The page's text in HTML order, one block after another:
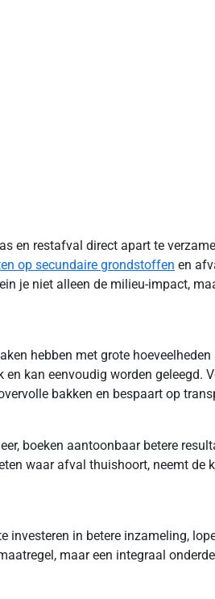
en restafval direct apart te
op secundaire grondstoffen en
je niet alleen de milieu-impact,
hebben met grote
kan eenvoudig worden geleegd.
bakken en bespaart op
boeken aantoonbaar betere
waar afval thuishoort, neemt
in betere inzameling,
maar een integraal